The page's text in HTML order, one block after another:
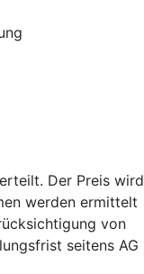
Der Preis wird
werden ermittelt
von
seitens AG